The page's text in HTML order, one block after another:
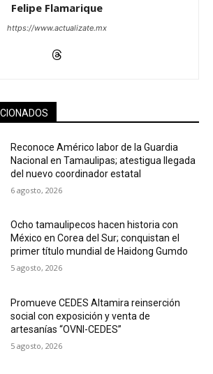
Felipe Flamarique
https://www.actualizate.mx
Reconoce Américo labor de la Guardia
Nacional en Tamaulipas; atestigua llegada
del nuevo coordinador estatal
6 agosto, 2026
Ocho tamaulipecos hacen historia con
México en Corea del Sur; conquistan el
primer título mundial de Haidong Gumdo
5 agosto, 2026
Promueve CEDES Altamira reinserción
social con exposición y venta de
artesanías “OVNI-CEDES”
5 agosto, 2026